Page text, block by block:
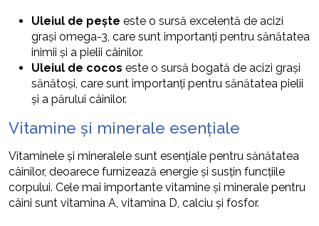
Uleiul de pește este o sursă excelentă de acizi
grași omega-3, care sunt importanți pentru sănătatea
inimii și a pielii câinilor.
Uleiul de cocos este o sursă bogată de acizi grași
sănătoși, care sunt importanți pentru sănătatea pielii
și a părului câinilor.
Vitamine și minerale esențiale
Vitaminele și mineralele sunt esențiale pentru sănătatea
câinilor, deoarece furnizează energie și susțin funcțiile
corpului. Cele mai importante vitamine și minerale pentru
câini sunt vitamina A, vitamina D, calciu și fosfor.